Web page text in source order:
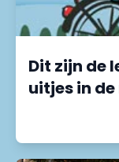
Dit zijn de
uitjes in